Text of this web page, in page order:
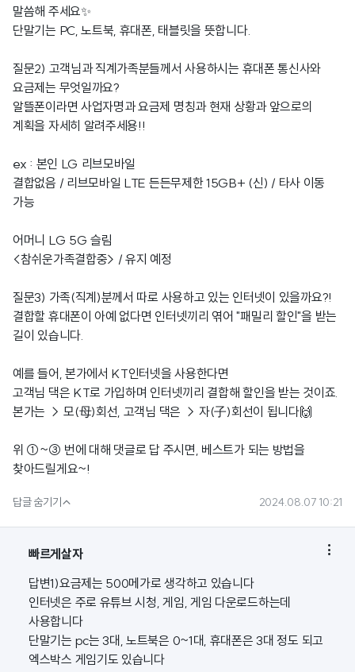
말씀해 주세요✨
단말기는 PC, 노트북, 휴대폰, 태블릿을 뜻합니다.
질문2) 고객님과 직계가족분들께서 사용하시는 휴대폰 통신사와
요금제는 무엇일까요?
알뜰폰이라면 사업자명과 요금제 명칭과 현재 상황과 앞으로의
계획을 자세히 알려주세용!!
ex : 본인 LG 리브모바일
결합없음 / 리브모바일 LTE 든든무제한 15GB+ (신) / 타사 이동
가능
어머니 LG 5G 슬림
<참쉬운가족결합중> / 유지 예정
질문3) 가족(직계)분께서 따로 사용하고 있는 인터넷이 있을까요?!
결합할 휴대폰이 아예 없다면 인터넷끼리 엮어 "패밀리 할인"을 받는
길이 있습니다.
예를 들어, 본가에서 KT인터넷을 사용한다면
고객님 댁은 KT로 가입하며 인터넷끼리 결합해 할인을 받는 것이죠.
본가는 → 모(母)회선, 고객님 댁은 → 자(子)회선이 됩니다🙌
위 ①~③ 번에 대해 댓글로 답 주시면, 베스트가 되는 방법을
찾아드릴게요~!
답글 숨기기 2024.08.07 10:21
빠르게살자 
답변1)요금제는 500메가로 생각하고 있습니다
인터넷은 주로 유튜브 시청, 게임, 게임 다운로드하는데
사용합니다
단말기는 pc는 3대, 노트북은 0~1대, 휴대폰은 3대 정도 되고
엑스박스 게임기도 있습니다